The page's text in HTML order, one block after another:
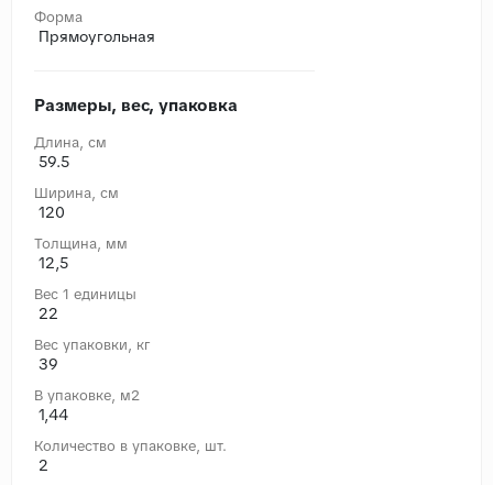
Форма
Прямоугольная
Размеры, вес, упаковка
Длина, cм
59.5
Ширина, cм
120
Толщина, мм
12,5
Вес 1 единицы
22
Вес упаковки, кг
39
В упаковке, м2
1,44
Количество в упаковке, шт.
2